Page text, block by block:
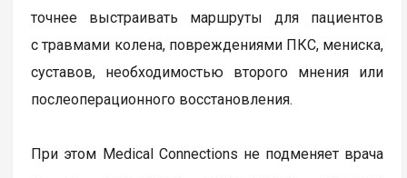
точнее выстраивать маршруты для пациентов
с травмами колена, повреждениями ПКС, мениска,
суставов, необходимостью второго мнения или
послеоперационного восстановления.
При этом Medical Connections не подменяет врача